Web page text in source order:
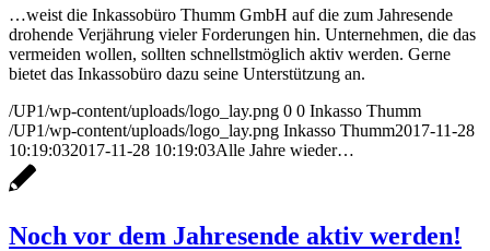
…weist die Inkassobüro Thumm GmbH auf die zum Jahresende
drohende Verjährung vieler Forderungen hin. Unternehmen, die das
vermeiden wollen, sollten schnellstmöglich aktiv werden. Gerne
bietet das Inkassobüro dazu seine Unterstützung an.
/UP1/wp-content/uploads/logo_lay.png 0 0 Inkasso Thumm
/UP1/wp-content/uploads/logo_lay.png Inkasso Thumm2017-11-28
10:19:032017-11-28 10:19:03Alle Jahre wieder…
Noch vor dem Jahresende aktiv werden!